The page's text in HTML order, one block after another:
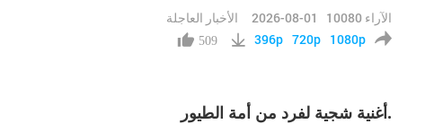
الأخبار العاجلة 2026-08-01 10080 الآراء
509 396p 720p 1080p
أغنية شجية لفرد من أمة الطيور.